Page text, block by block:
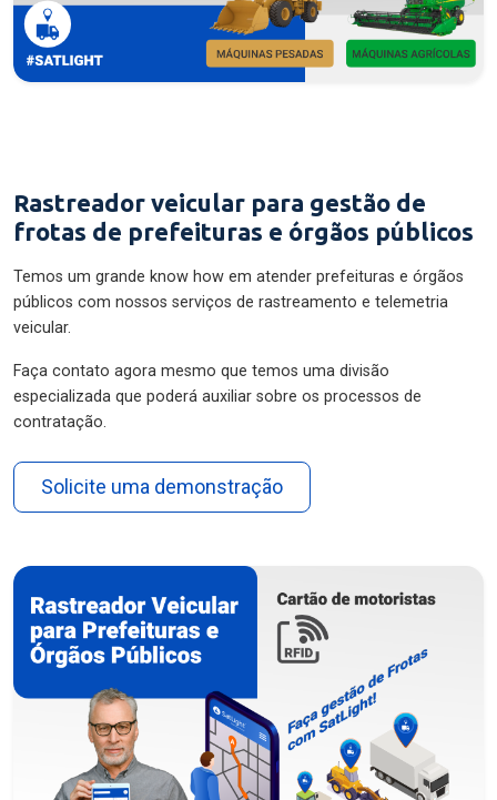
Rastreador veicular para gestão de
frotas de prefeituras e órgãos públicos
Temos um grande know how em atender prefeituras e órgãos
públicos com nossos serviços de rastreamento e telemetria
veicular.
Faça contato agora mesmo que temos uma divisão
especializada que poderá auxiliar sobre os processos de
contratação.
Solicite uma demonstração